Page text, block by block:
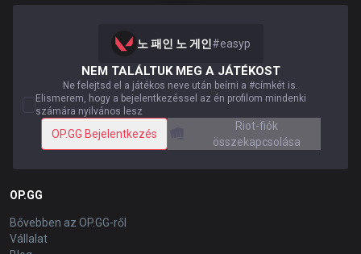
노 패인 노 게인 #easyp
NEM TALÁLTUK MEG A JÁTÉKOST
Ne felejtsd el a játékos neve után beírni a #címkét is.
Elismerem, hogy a bejelentkezéssel az én profilom mindenki
számára nyilvános lesz
OP.GG Bejelentkezés
Riot-fiók
összekapcsolása
OP.GG
Bővebben az OP.GG-ről
Vállalat